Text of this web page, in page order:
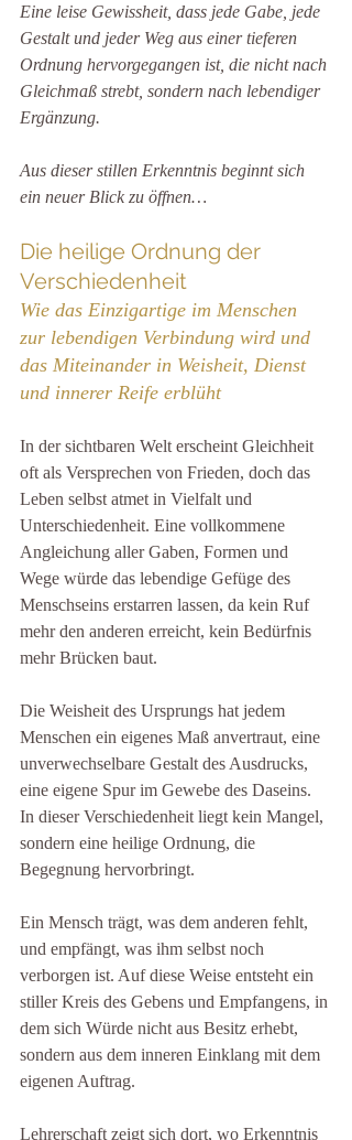
Eine leise Gewissheit, dass jede Gabe, jede
Gestalt und jeder Weg aus einer tieferen
Ordnung hervorgegangen ist, die nicht nach
Gleichmaß strebt, sondern nach lebendiger
Ergänzung.
Aus dieser stillen Erkenntnis beginnt sich
ein neuer Blick zu öffnen…
Die heilige Ordnung der
Verschiedenheit
Wie das Einzigartige im Menschen
zur lebendigen Verbindung wird und
das Miteinander in Weisheit, Dienst
und innerer Reife erblüht
In der sichtbaren Welt erscheint Gleichheit
oft als Versprechen von Frieden, doch das
Leben selbst atmet in Vielfalt und
Unterschiedenheit. Eine vollkommene
Angleichung aller Gaben, Formen und
Wege würde das lebendige Gefüge des
Menschseins erstarren lassen, da kein Ruf
mehr den anderen erreicht, kein Bedürfnis
mehr Brücken baut.
Die Weisheit des Ursprungs hat jedem
Menschen ein eigenes Maß anvertraut, eine
unverwechselbare Gestalt des Ausdrucks,
eine eigene Spur im Gewebe des Daseins.
In dieser Verschiedenheit liegt kein Mangel,
sondern eine heilige Ordnung, die
Begegnung hervorbringt.
Ein Mensch trägt, was dem anderen fehlt,
und empfängt, was ihm selbst noch
verborgen ist. Auf diese Weise entsteht ein
stiller Kreis des Gebens und Empfangens, in
dem sich Würde nicht aus Besitz erhebt,
sondern aus dem inneren Einklang mit dem
eigenen Auftrag.
Lehrerschaft zeigt sich dort, wo Erkenntnis